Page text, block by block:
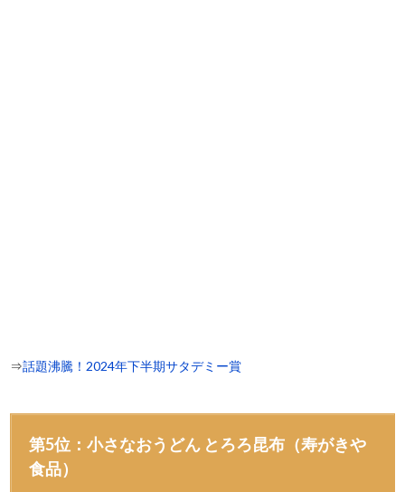
⇒話題沸騰！2024年下半期サタデミー賞
第5位：小さなおうどん とろろ昆布（寿がきや
食品）